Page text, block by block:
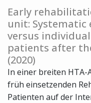
Early
unit:
versus
patients after
(2020)
In einer breiten HTA-
früh einsetzenden
Patienten auf der